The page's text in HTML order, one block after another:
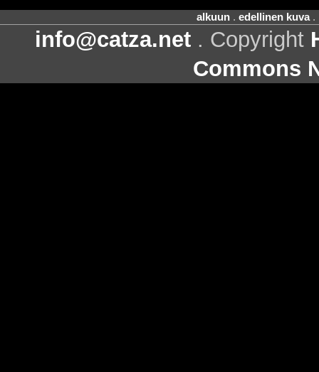
alkuun. edellinen kuva.
info@catza.net . Copyright
Commons